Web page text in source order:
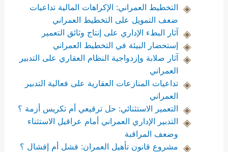
التخطيط العمراني: الإكراهات المالية تداعيات
ضعف التمويل على التخطيط العمراني
آثار البطء الإداري على إنتاج وثائق التعمير
إستحضار البيئة في التخطيط العمراني
آثار صلابة وإزدواجية النظام العقاري على التدبير
العمراني
تداعيات المنازعات العقارية على فعالية التدبير
العمراني
التعمير الاستثنائي: حل ترقيعي أم تكريس أزمة ؟
التدبير الإداري العمراني أمام عراقيل الاستثناء
وضعف المراقبة
مشروع قانون تأهيل العمران: فشل أم إفشال ؟